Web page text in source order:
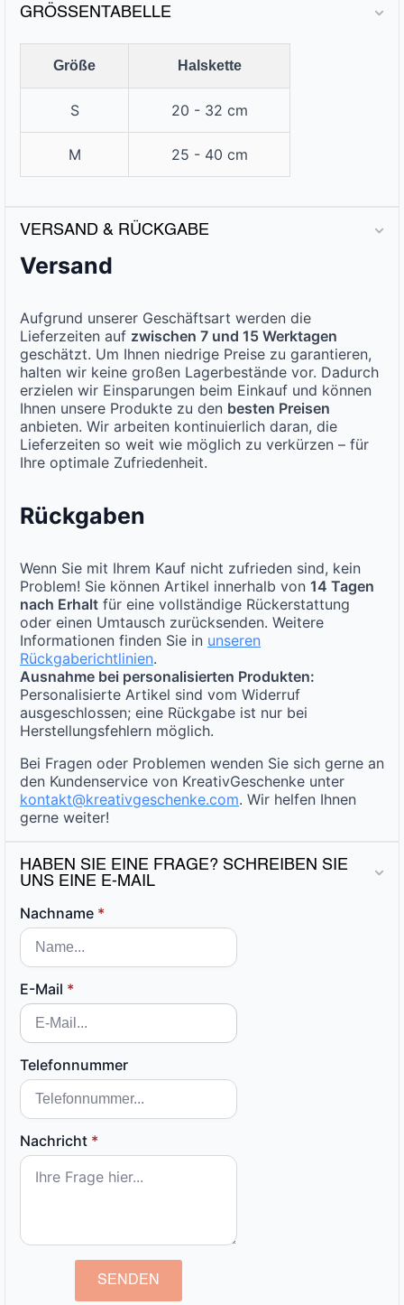
GRÖSSENTABELLE
Größe Halskette
S 20 - 32 cm
M 25 - 40 cm
VERSAND & RÜCKGABE
Versand
Aufgrund unserer Geschäftsart werden die
Lieferzeiten auf zwischen 7 und 15 Werktagen
geschätzt. Um Ihnen niedrige Preise zu garantieren,
halten wir keine großen Lagerbestände vor. Dadurch
erzielen wir Einsparungen beim Einkauf und können
Ihnen unsere Produkte zu den besten Preisen
anbieten. Wir arbeiten kontinuierlich daran, die
Lieferzeiten so weit wie möglich zu verkürzen – für
Ihre optimale Zufriedenheit.
Rückgaben
Wenn Sie mit Ihrem Kauf nicht zufrieden sind, kein
Problem! Sie können Artikel innerhalb von 14 Tagen
nach Erhalt für eine vollständige Rückerstattung
oder einen Umtausch zurücksenden. Weitere
Informationen finden Sie in unseren
Rückgaberichtlinien.
Ausnahme bei personalisierten Produkten:
Personalisierte Artikel sind vom Widerruf
ausgeschlossen; eine Rückgabe ist nur bei
Herstellungsfehlern möglich.
Bei Fragen oder Problemen wenden Sie sich gerne an
den Kundenservice von KreativGeschenke unter
kontakt@kreativgeschenke.com. Wir helfen Ihnen
gerne weiter!
HABEN SIE EINE FRAGE? SCHREIBEN SIE
UNS EINE E-MAIL
Nachname *
E-Mail *
Telefonnummer
Nachricht *
SENDEN